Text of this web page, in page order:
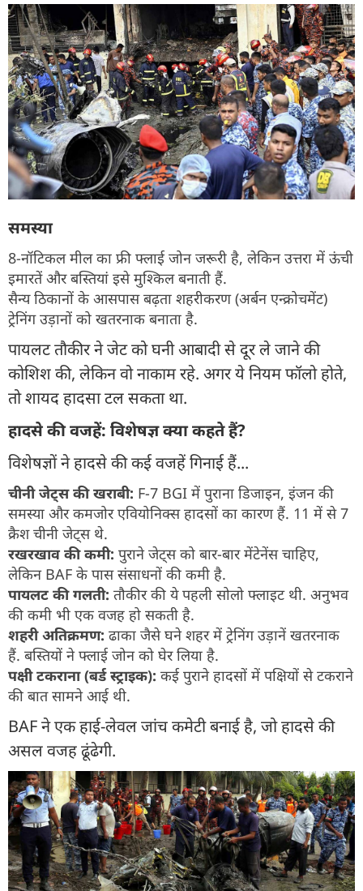
समस्या
8-नॉटिकल मील का फ्री फ्लाई जोन जरूरी है, लेकिन उत्तरा में ऊंची
इमारतें और बस्तियां इसे मुश्किल बनाती हैं.
सैन्य ठिकानों के आसपास बढ़ता शहरीकरण (अर्बन एन्क्रोचमेंट)
ट्रेनिंग उड़ानों को खतरनाक बनाता है.
पायलट तौकीर ने जेट को घनी आबादी से दूर ले जाने की
कोशिश की, लेकिन वो नाकाम रहे. अगर ये नियम फॉलो होते,
तो शायद हादसा टल सकता था.
हादसे की वजहें: विशेषज्ञ क्या कहते हैं?
विशेषज्ञों ने हादसे की कई वजहें गिनाई हैं...
चीनी जेट्स की खराबी: F-7 BGI में पुराना डिजाइन, इंजन की
समस्या और कमजोर एवियोनिक्स हादसों का कारण हैं. 11 में से 7
क्रैश चीनी जेट्स थे.
रखरखाव की कमी: पुराने जेट्स को बार-बार मेंटेनेंस चाहिए,
लेकिन BAF के पास संसाधनों की कमी है.
पायलट की गलती: तौकीर की ये पहली सोलो फ्लाइट थी. अनुभव
की कमी भी एक वजह हो सकती है.
शहरी अतिक्रमण: ढाका जैसे घने शहर में ट्रेनिंग उड़ानें खतरनाक
हैं. बस्तियों ने फ्लाई जोन को घेर लिया है.
पक्षी टकराना (बर्ड स्ट्राइक): कई पुराने हादसों में पक्षियों से टकराने
की बात सामने आई थी.
BAF ने एक हाई-लेवल जांच कमेटी बनाई है, जो हादसे की
असल वजह ढूंढेगी.